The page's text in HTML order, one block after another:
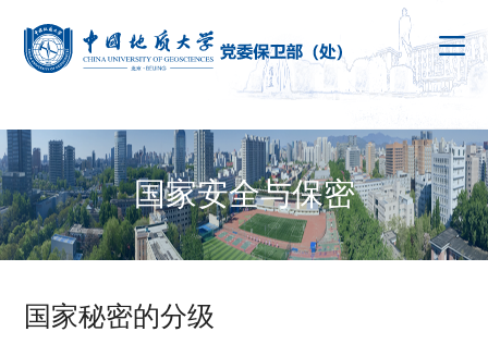
国家安全与保密
国家秘密的分级